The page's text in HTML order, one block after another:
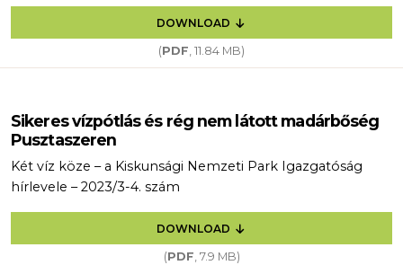
DOWNLOAD
(PDF, 11.84 MB)
Sikeres vízpótlás és rég nem látott madárbőség
Pusztaszeren
Két víz köze – a Kiskunsági Nemzeti Park Igazgatóság
hírlevele – 2023/3-4. szám
DOWNLOAD
(PDF, 7.9 MB)